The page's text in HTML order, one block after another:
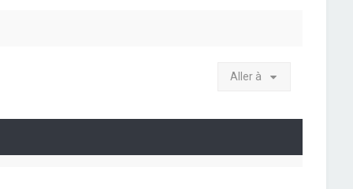
Aller à